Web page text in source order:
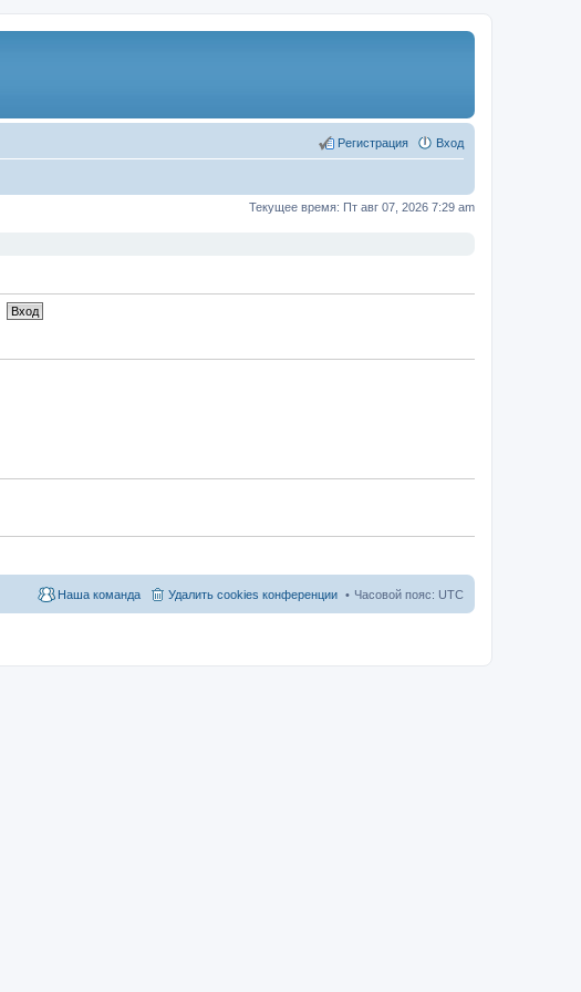
Вход
Регистрация
Текущее время: Пт авг 07, 2026 7:29 am
Часовой пояс: UTC
Удалить cookies конференции
Наша команда